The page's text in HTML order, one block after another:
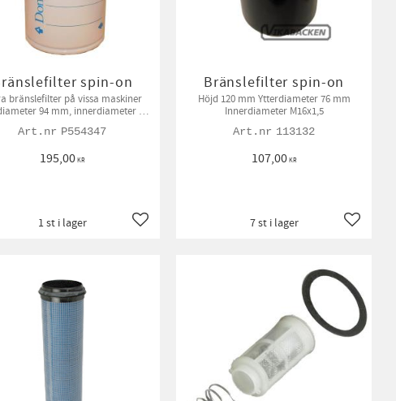
spin-on
bränslefilter på vissa maskiner
94 mm, innerdiameter 1"
P554347
195,00KR
Lägg till i favoriter
1 st i lager
Bränslefilter spin-on
Höjd 120 mm Ytterdiameter 76 mm
Innerdiameter M16x1,5
113132
107,00KR
Lägg
7 st i lager